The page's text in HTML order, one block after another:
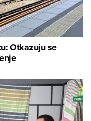
Otkazuju se